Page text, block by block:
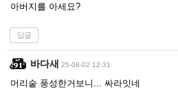
아버지를 아세요?
답글
바다새 25-08-02 12:31
머리숱 풍성한거보니... 싸라잇네